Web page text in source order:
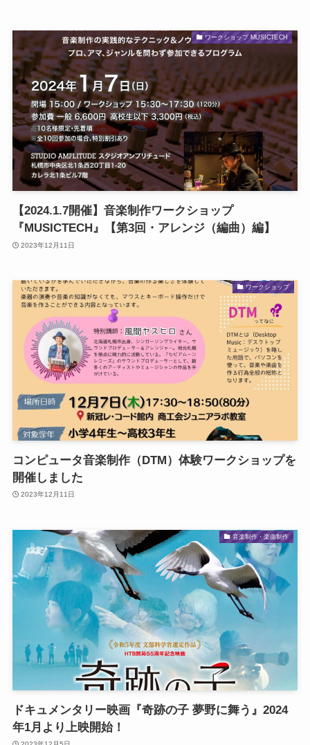
ワークショップ MUSICTECH
【2024.1.7開催】音楽制作ワークショップ
『MUSICTECH』【第3回・アレンジ（編曲）編】
2023年12月11日
ワークショップ
コンピュータ音楽制作（DTM）体験ワークショップを
開催しました
2023年12月11日
音楽制作・楽曲制作
ドキュメンタリー映画『奇跡の子 夢野に舞う』2024
年1月より上映開始！